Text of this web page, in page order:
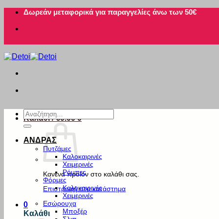
Μετάβαση
περιεχόμενο
Δωρεάν μεταφορικά για παραγγελίες άνω των 50€
Καλάθι /€0.00 0
Κανένα προϊόν στο καλάθι σας.
Επιστροφή στο κατάστημα
0
Καλάθι
Αναζήτηση
για:
ΑΝΔΡΑΣ
Πυτζάμες
Καλοκαιρινές
Χειμερινές
Ρόμπες
Φόρμες
Καλοκαιρινές
Χειμερινές
Εσώρουχα
Μποξέρ